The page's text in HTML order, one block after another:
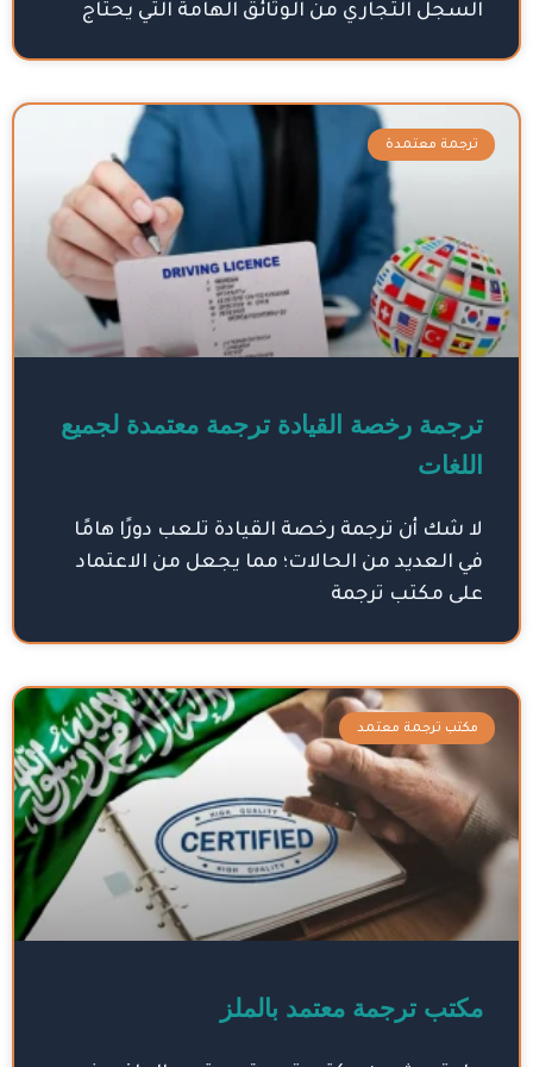
السجل التجاري من الوثائق الهامة التي يحتاج
ترجمة معتمدة
ترجمة رخصة القيادة ترجمة معتمدة لجميع
اللغات
لا شك أن ترجمة رخصة القيادة تلعب دورًا هامًا
في العديد من الحالات؛ مما يجعل من الاعتماد
على مكتب ترجمة
مكتب ترجمة معتمد
مكتب ترجمة معتمد بالملز